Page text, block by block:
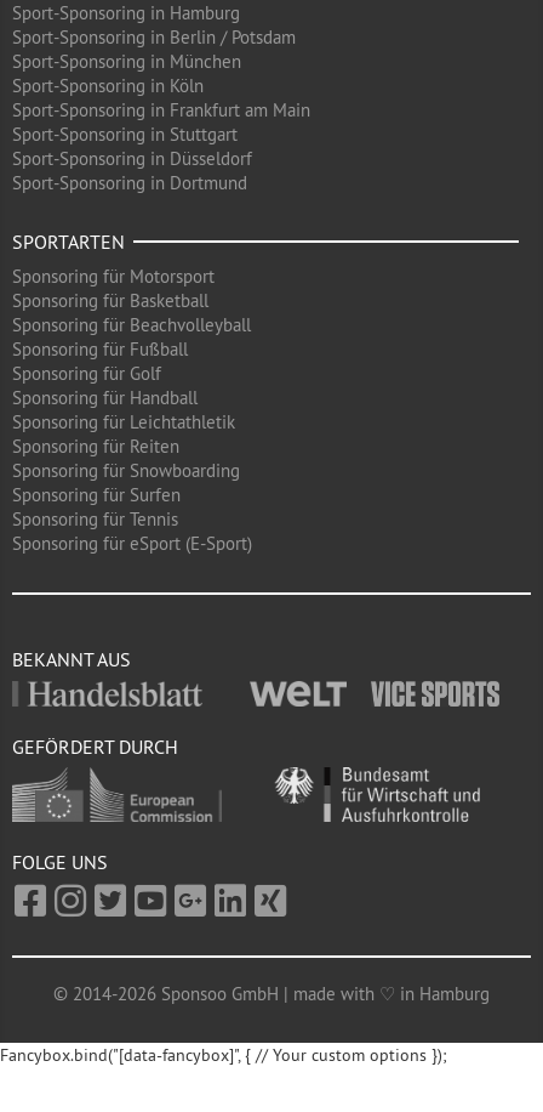
Sport-Sponsoring in Hamburg
Sport-Sponsoring in Berlin / Potsdam
Sport-Sponsoring in München
Sport-Sponsoring in Köln
Sport-Sponsoring in Frankfurt am Main
Sport-Sponsoring in Stuttgart
Sport-Sponsoring in Düsseldorf
Sport-Sponsoring in Dortmund
SPORTARTEN
Sponsoring für Motorsport
Sponsoring für Basketball
Sponsoring für Beachvolleyball
Sponsoring für Fußball
Sponsoring für Golf
Sponsoring für Handball
Sponsoring für Leichtathletik
Sponsoring für Reiten
Sponsoring für Snowboarding
Sponsoring für Surfen
Sponsoring für Tennis
Sponsoring für eSport (E-Sport)
BEKANNT AUS
GEFÖRDERT DURCH
FOLGE UNS
© 2014-2026 Sponsoo GmbH | made with ♡ in Hamburg
Fancybox.bind("[data-fancybox]", { // Your custom options });